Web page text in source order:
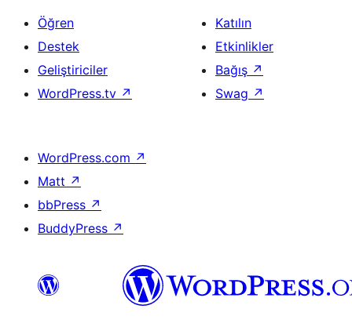
Öğren
Destek
Geliştiriciler
WordPress.tv ↗
Katılın
Etkinlikler
Bağış ↗
Swag ↗
WordPress.com ↗
Matt ↗
bbPress ↗
BuddyPress ↗